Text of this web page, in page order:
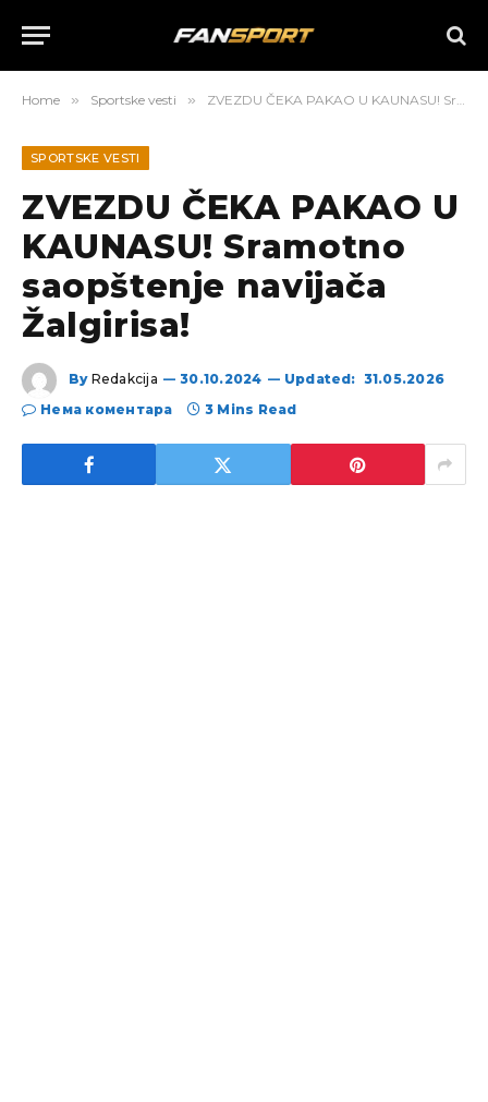
Home » Sportske vesti » ZVEZDU ČEKA PAKAO U KAUNASU! Sramotno saopštenje navijača Žalgirisa!
SPORTSKE VESTI
ZVEZDU ČEKA PAKAO U
KAUNASU! Sramotno
saopštenje navijača
Žalgirisa!
By Redakcija 30.10.2024 Updated: 31.05.2026
Нема коментара
3 Mins Read